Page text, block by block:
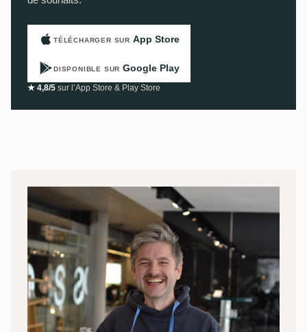
TÉLÉCHARGER SUR App Store
DISPONIBLE SUR Google Play
★ 4,8/5 sur l’App Store & Play Store